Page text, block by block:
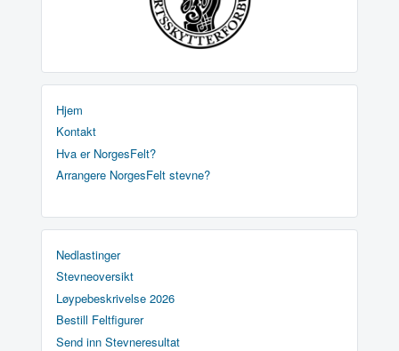
Hjem
Kontakt
Hva er NorgesFelt?
Arrangere NorgesFelt stevne?
Nedlastinger
Stevneoversikt
Løypebeskrivelse 2026
Bestill Feltfigurer
Send inn Stevneresultat